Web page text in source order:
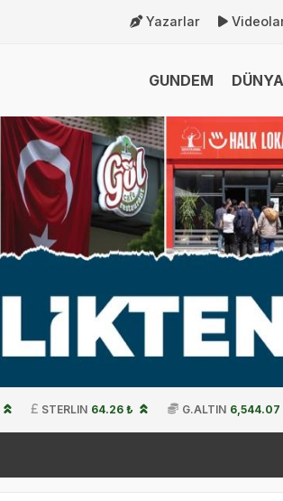
Yazarlar
GUNDEM DÜNYA
STERLIN 64.26 ₺ G.ALTIN 6,544.07